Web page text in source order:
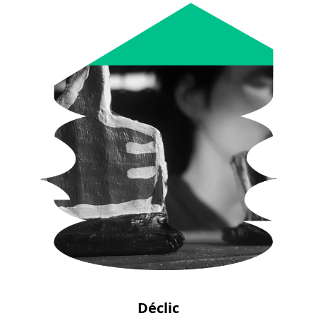
Déclic